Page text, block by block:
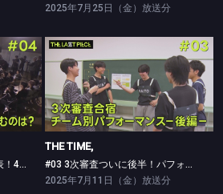
2025年7月25日（金）放送分
#04 ついに3次審査の結果発表！4次審査に進むのは誰？
THE TIME,
#03 3次審査ついに後半！パフォーマンスをたっぷり
THE TIME,
#03 3次審査ついに後半！パフォーマンスをたっぷり
2025年7月11日（金）放送分